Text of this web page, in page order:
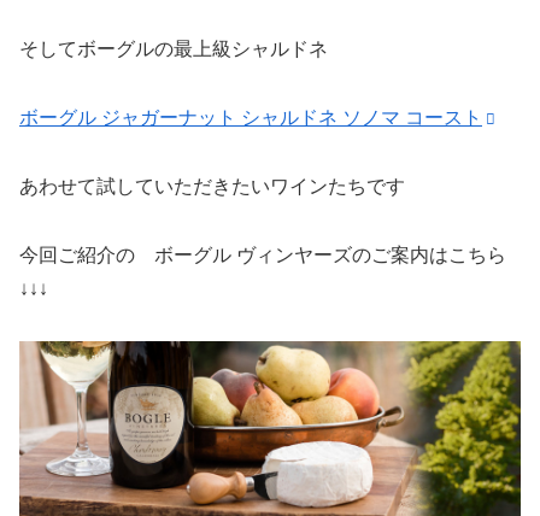
そしてボーグルの最上級シャルドネ
ボーグル ジャガーナット シャルドネ ソノマ コースト
あわせて試していただきたいワインたちです
今回ご紹介の ボーグル ヴィンヤーズのご案内はこちら
↓↓↓